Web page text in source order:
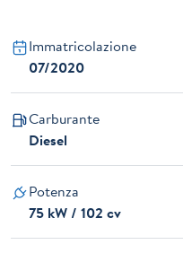
Immatricolazione
07/2020
Carburante
Diesel
Potenza
75 kW / 102 cv